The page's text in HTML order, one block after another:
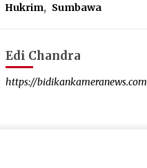
Hukrim, Sumbawa
Edi Chandra
https://bidikankameranews.com